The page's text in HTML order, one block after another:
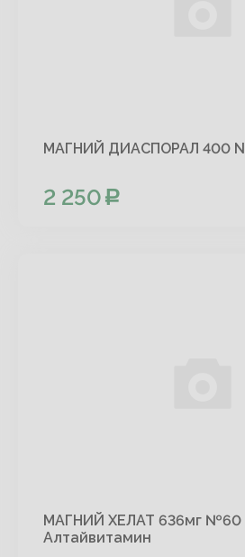
МАГНИЙ ДИАСПОРАЛ 400
2 250
МАГНИЙ ХЕЛАТ 636мг №60
Алтайвитамин